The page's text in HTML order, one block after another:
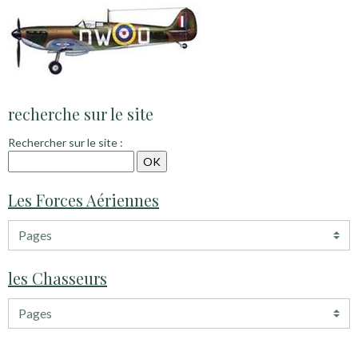
recherche sur le site
Rechercher sur le site :
Les Forces Aériennes
les Chasseurs